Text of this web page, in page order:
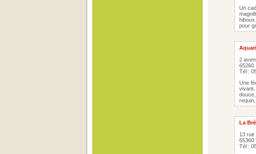
Un
pour
2
65260
Tél :
Une
vivant.
La
13 rue
65360
Tél :